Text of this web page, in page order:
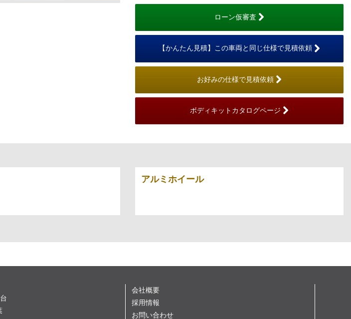
ローン仮審査
【かんたん見積】この車両と同じ仕様で見積依頼
お好みの仕様で見積依頼
ボディキットカタログページ
アルミホイール
会社概要
採用情報
お問い合わせ